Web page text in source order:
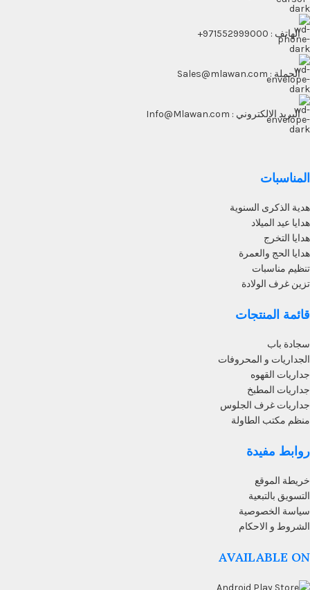
الهاتف : 971552999000+
الجملة : Sales@mlawan.com
البريد الالكتروني : Info@Mlawan.com
المناسبات
هدية الذكرى السنوية
هدايا عيد الميلاد
هدايا التخرج
هدايا الحج والعمرة
تنظيم مناسبات
تزين غرف الولادة
قائمة المنتجات
سجادة باب
الجداريات و المحروفات
جداريات القهوه
جداريات المطبخ
جداريات غرف الجلوس
منظم مكتب الطاولة
روابط مفيدة
خريطة الموقع
التسويق بالتبعية
سياسة الخصوصية
الشروط و الاحكام
AVAILABLE ON